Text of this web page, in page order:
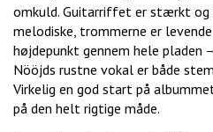
omkuld. Guitarriffet er stærkt og
melodiske, trommerne er
højdepunkt gennem hele pladen
Nööjds rustne vokal er både
Virkelig en god start på
på den helt rigtige måde.